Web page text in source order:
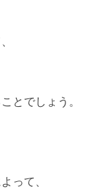
とでしょう。
って、